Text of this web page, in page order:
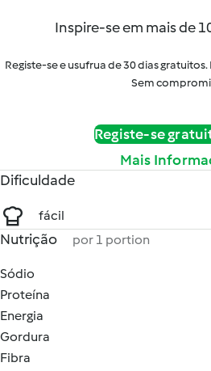
Inspire-se em mais de
Registe-se e usufrua de 30 dias
Sem
Registe-se
Mais
Dificuldade
fácil
Nutrição por 1 portion
Sódio
Proteína
Energia
Gordura
Fibra